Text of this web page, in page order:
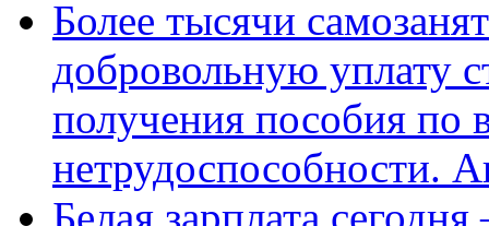
Более тысячи
добровольную уплату
получения пособия по
нетрудоспособности.
Белая зарплата